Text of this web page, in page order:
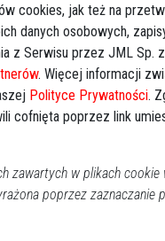
cookies, jak też na
danych osobowych,
z Serwisu przez JML Sp.
. Więcej informacji
Polityce Prywatności.
cofnięta poprzez link
zawartych w plikach cookie
poprzez zaznaczanie